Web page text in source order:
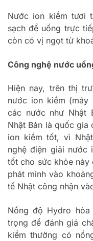
Nước ion kiềm tươi
sạch để uống trực
còn có vị ngọt từ
Công nghệ nước
Hiện nay, trên thị
nước ion kiềm
các nước như Nhật
Nhật Bản là quốc
ion kiềm tốt, vì
nghệ điện giải nước
tốt cho sức khỏe này
phát minh vào
tế Nhật công nhận
Nồng độ Hydro
trọng để đánh giá
kiềm thường có